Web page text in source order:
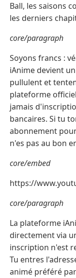
Ball, les saisons
les derniers
core/paragraph
Soyons francs :
iAnime devient
pullulent et
plateforme
jamais
bancaires. Si tu
abonnement
n'es pas au bon
core/embed
https://
core/paragraph
La plateforme
directement via
inscription n'est
Tu entres
animé préféré